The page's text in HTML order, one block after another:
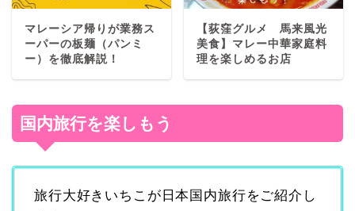
マレーシア帰りが業務ス
ーパーの板麺（パンミ
ー）を徹底解説！
【荻窪グルメ 馬来風光
美食】マレー中華家庭料
理を楽しめるお店
国内旅行を楽しもう
旅行大好きいちこが日本国内旅行をご紹介し